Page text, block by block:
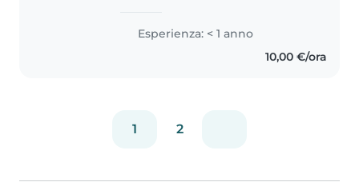
amichevole. Anche se non ho
ancora esperienza lavorativa in
questo campo, ho tanta passione
Esperienza: < 1 anno
10,00 €/ora
1 2